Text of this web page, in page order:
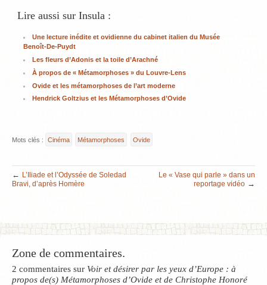
Lire aussi sur Insula :
Une lecture inédite et ovidienne du cabinet italien du Musée
Benoît-De-Puydt
Les fleurs d’Adonis et la toile d’Arachné
À propos de « Métamorphoses » du Louvre-Lens
Ovide et les métamorphoses de l’art moderne
Hendrick Goltzius et les Métamorphoses d’Ovide
Mots clés : Cinéma Métamorphoses Ovide
←
L’Iliade et l’Odyssée de Soledad
Bravi, d’après Homère
Le « Vase qui parle » dans un
reportage vidéo →
Zone de commentaires.
2 commentaires sur Voir et désirer par les yeux d’Europe : à
propos de(s) Métamorphoses d’Ovide et de Christophe Honoré